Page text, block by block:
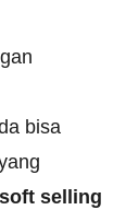
bisa
soft selling